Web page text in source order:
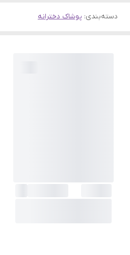
دسته‌بندی: پوشاک دخترانه